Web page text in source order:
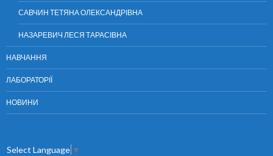
САВЧИН ТЕТЯНА ОЛЕКСАНДРІВНА
НАЗАРЕВИЧ ЛЕСЯ ТАРАСІВНА
НАВЧАННЯ
ЛАБОРАТОРІЇ
НОВИНИ
Select Language ▼